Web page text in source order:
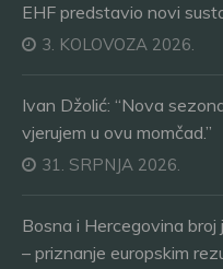
EHF predstavio novi
3. KOLOVOZA 2026.
Ivan Džolić: “Nova
vjerujem u ovu momčad.”
31. SRPNJA 2026.
Bosna i Hercegovina broj
– priznanje europskim